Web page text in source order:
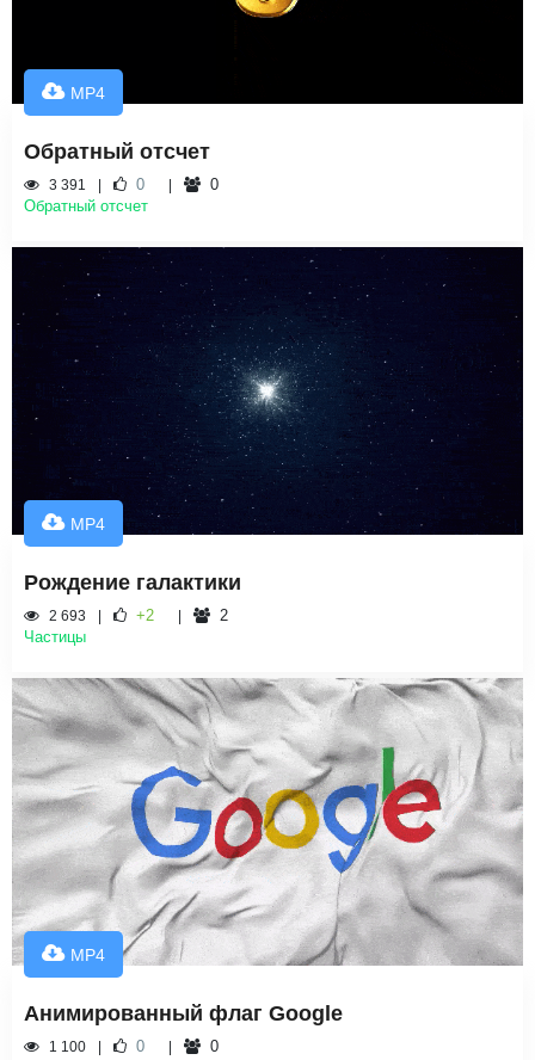
MP4
Обратный отсчет
3 391 0
0
Обратный отсчет
MP4
Рождение галактики
2 693 +2
2
Частицы
MP4
Анимированный флаг Google
1 100 0
0